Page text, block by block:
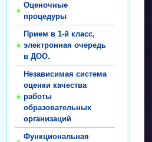
Оценочные
процедуры
Прием в 1-й класс,
электронная очередь
в ДОО.
Независимая система
оценки качества
работы
образовательных
организаций
Функциональная